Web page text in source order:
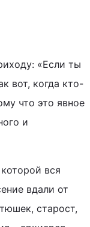
«Если ты
вот, когда кто-
что это явное
и
вся
вдали от
старост,